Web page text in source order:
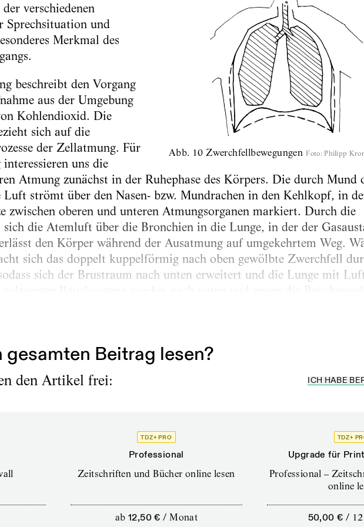
Abb. 10 Zwerchfellbewegungen Foto: Philipp
verschiedenen
Sprechsituation und
Merkmal des
beschreibt den Vorgang
aus der Umgebung
Kohlendioxid. Die
sich auf die
der Zellatmung. Für
uns die
Atmung zunächst in der Ruhephase des Körpers. Die durch Mund
Luft strömt über den Nasen- bzw. Mundrachen in den Kehlkopf, in
zwischen oberen und unteren Atmungsorganen markiert. Durch die
die Atemluft über die Bronchien in die Lunge, in der der
den Körper während der Ausatmung auf umgekehrtem Weg.
sich das doppelt kuppelförmig nach oben gewölbte Zwerchfell
sich der Brustraum nach unten erweitert und die Lunge mit
Beitrag lesen?
den Artikel frei: ICH HABE
TDZ+ PRO
Professional
Zeitschriften und Bücher online lesen
ab 12,50 € /Monat
TDZ+
Upgrade für
Professional –
online
50,00 € /